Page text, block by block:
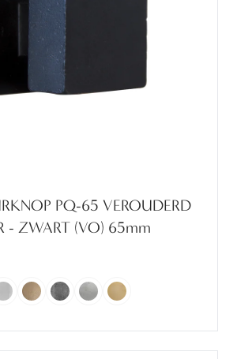
PQ-65 VEROUDERD
- ZWART (VO) 65mm